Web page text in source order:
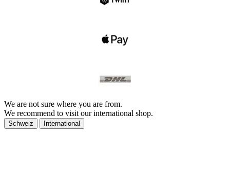
We are not sure where you are from.
We recommend to visit our international shop.
Schweiz International